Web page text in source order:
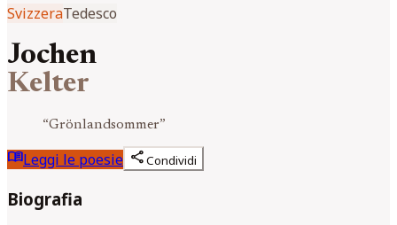
SvizzeraTedesco
Jochen
Kelter
“Grönlandsommer”
menu_bookLeggi le poesie shareCondividi
Biografia